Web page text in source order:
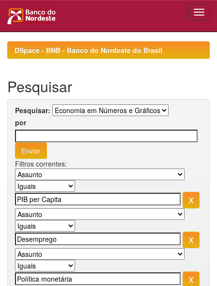
navigationDSpace - BNB - Banco do Nordeste do Brasil
Pesquisar
Pesquisar:
por
Filtros correntes: